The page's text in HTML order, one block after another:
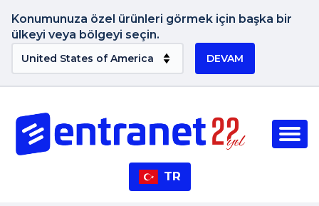
Konumunuza özel ürünleri görmek için başka bir
ülkeyi veya bölgeyi seçin.
DEVAM
TR